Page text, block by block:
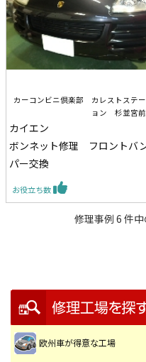
カーコンビニ倶楽部 カレストステ
ョン 杉並宮
カイエン
ボンネット修理 フロントバ
パー交換
お役立ち数
修理事例 6 件
欧州車が得意な工場